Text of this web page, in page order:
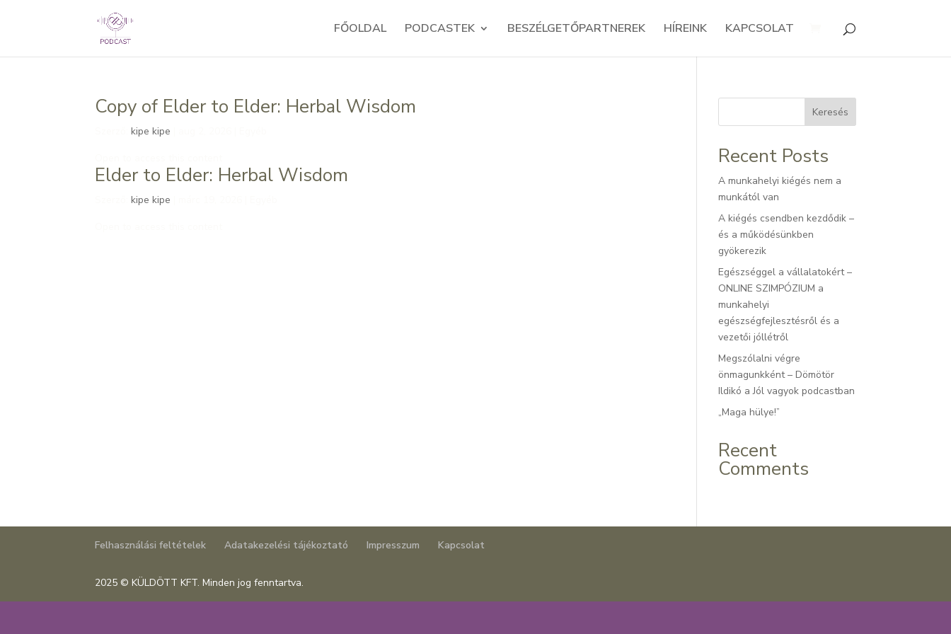
FŐOLDAL PODCASTEK BESZÉLGETŐPARTNEREK HÍREINK KAPCSOLAT
Copy of Elder to Elder: Herbal Wisdom
Szerző:kipe kipe
Elder to Elder: Herbal Wisdom
Szerző:kipe kipe
Keresés
Recent Posts
A munkahelyi kiégés nem a
munkától van
A kiégés csendben kezdődik –
és a működésünkben
gyökerezik
Egészséggel a vállalatokért –
ONLINE SZIMPÓZIUM a
munkahelyi
egészségfejlesztésről és a
vezetői jóllétről
Megszólalni végre
önmagunkként – Dömötör
Ildikó a Jól vagyok podcastban
„Maga hülye!”
Recent
Comments
Felhasználási feltételek Adatakezelési tájékoztató Impresszum Kapcsolat
2025 © KÜLDÖTT KFT. Minden jog fenntartva.